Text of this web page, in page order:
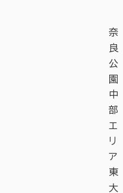
奈
良
公
園
中
部
エ
リ
ア
東
大